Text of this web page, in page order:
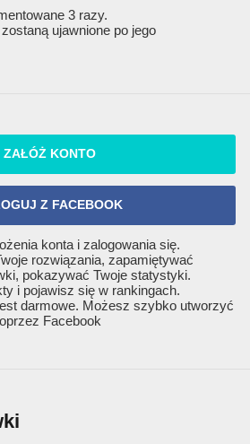
3 razy.
ujawnione po jego
ZAŁÓŻ KONTO
Z FACEBOOK
konta i zalogowania się.
rozwiązania, zapamiętywać
pokazywać Twoje statystyki.
i pojawisz się w rankingach.
darmowe. Możesz szybko utworzyć
Facebook